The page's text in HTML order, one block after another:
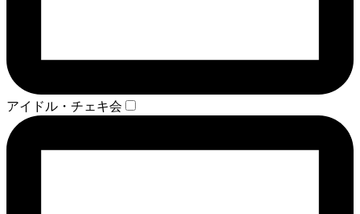
アイドル・チェキ会